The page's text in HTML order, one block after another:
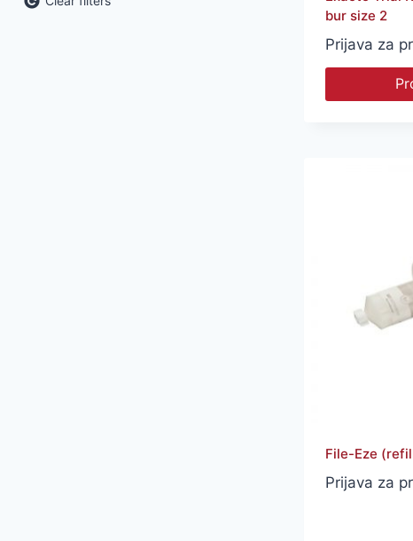
bur size 2
Prijava za
File-Eze
Prijava za